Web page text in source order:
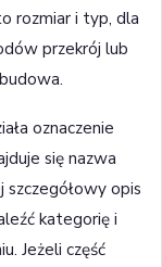
rozmiar i typ, dla
przekrój lub
oznaczenie
się nazwa
opis
kategorię i
Jeżeli część